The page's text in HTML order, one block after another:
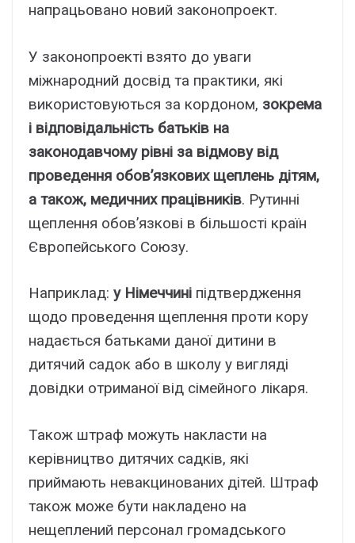
напрацьовано новий законопроект.
У законопроекті взято до уваги
міжнародний досвід та практики, які
використовуються за кордоном, зокрема
і відповідальність батьків на
законодавчому рівні за відмову від
проведення обов’язкових щеплень дітям,
а також, медичних працівників. Рутинні
щеплення обов’язкові в більшості країн
Європейського Союзу.
Наприклад: у Німеччині підтвердження
щодо проведення щеплення проти кору
надається батьками даної дитини в
дитячий садок або в школу у вигляді
довідки отриманої від сімейного лікаря.
Також штраф можуть накласти на
керівництво дитячих садків, які
приймають невакцинованих дітей. Штраф
також може бути накладено на
нещеплений персонал громадського